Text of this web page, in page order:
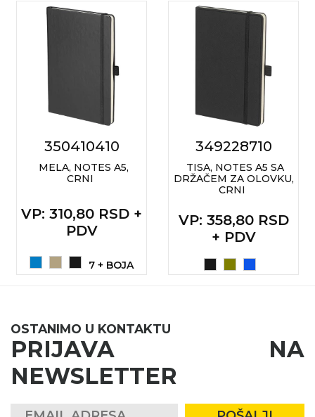
350410410
MELA, NOTES A5,
CRNI
VP: 310,80 RSD +
PDV
7 + BOJA
349228710
TISA, NOTES A5 SA
DRŽAČEM ZA OLOVKU,
CRNI
VP: 358,80 RSD
+ PDV
OSTANIMO U KONTAKTU
PRIJAVA NA
NEWSLETTER